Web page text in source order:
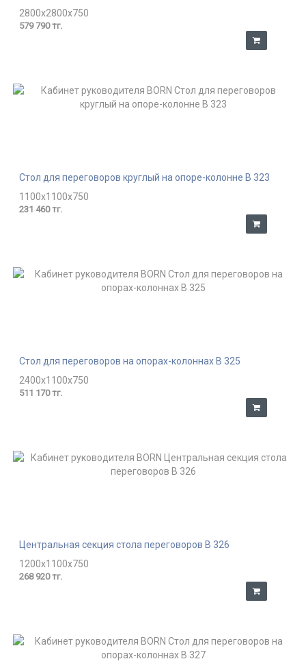
2800x2800x750
579 790 тг.
Стол для переговоров круглый на опоре-колонне В 323
1100x1100x750
231 460 тг.
Стол для переговоров на опорах-колоннах В 325
2400x1100x750
511 170 тг.
Центральная секция стола переговоров В 326
1200x1100x750
268 920 тг.